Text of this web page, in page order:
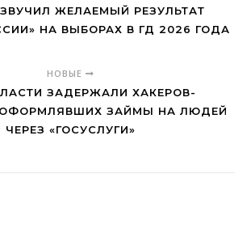
ЖЕЛАЕМЫЙ РЕЗУЛЬТАТ
НА ВЫБОРАХ В ГД 2026 ГОДА
НОВЫЕ
ЗАДЕРЖАЛИ ХАКЕРОВ-
ЗАЙМЫ НА ЛЮДЕЙ
ЧЕРЕЗ «ГОСУСЛУГИ»